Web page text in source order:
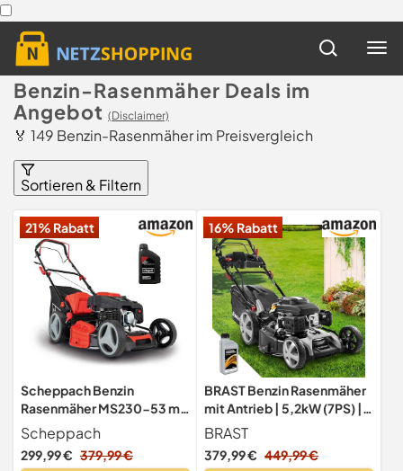
Benzin-Rasenmäher Deals im
Angebot (Disclaimer)
🏅 149 Benzin-Rasenmäher im Preisvergleich
Sortieren & Filtern
21% Rabatt
Scheppach Benzin
Rasenmäher MS230-53 mit
53cm Schnittbreite & 6PS
Leistung
Scheppach
299,99 € 379,99 €
16% Rabatt
BRAST Benzin Rasenmäher
mit Antrieb | 5,2kW (7PS) |
55cm Schnittbreite | viele
Modelle | TÜV | 30-80mm
Schnitthöhe | 60L Fangkorb
BRAST
379,99 € 449,99 €